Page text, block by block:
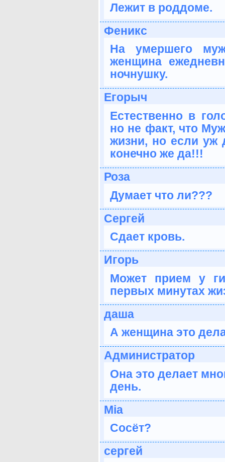
Лежит в роддоме.
Феникс
На умершего
женщина
ночнушку.
Егорыч
Естественно в
но не факт, что
жизни, но если уж
конечно же да!!!
Роза
Думает что ли???
Сергей
Сдает кровь.
Игорь
Может прием у
первых минутах
даша
А женщина это
Администратор
Она это делает
день.
Mia
Сосёт?
сергей